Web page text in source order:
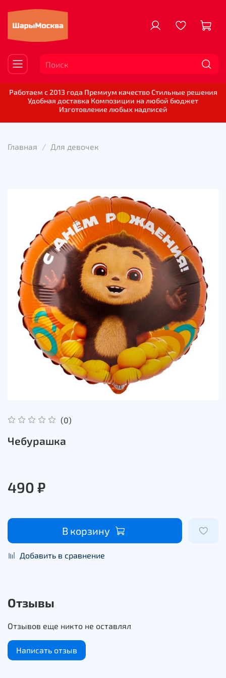
Работаем с 2013 года Премиум качество Стильные решения
Удобная доставка Композиции на любой бюджет
Изготовление любых надписей
Главная Для девочек
(0)
Чебурашка
490 ₽
В корзину
Добавить в сравнение
Отзывы
Отзывов еще никто не оставлял
Написать отзыв